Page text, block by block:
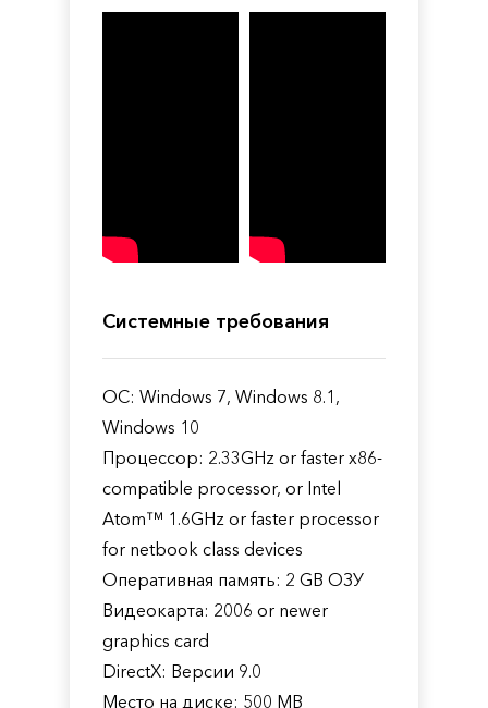
Системные требования
ОС: Windows 7, Windows 8.1,
Windows 10
Процессор: 2.33GHz or faster x86-
compatible processor, or Intel
Atom™ 1.6GHz or faster processor
for netbook class devices
Оперативная память: 2 GB ОЗУ
Видеокарта: 2006 or newer
graphics card
DirectX: Версии 9.0
Место на диске: 500 MB